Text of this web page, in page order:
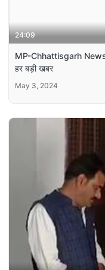
24:09
MP-Chhattisgarh News:
हर बड़ी खबर
May 3, 2024